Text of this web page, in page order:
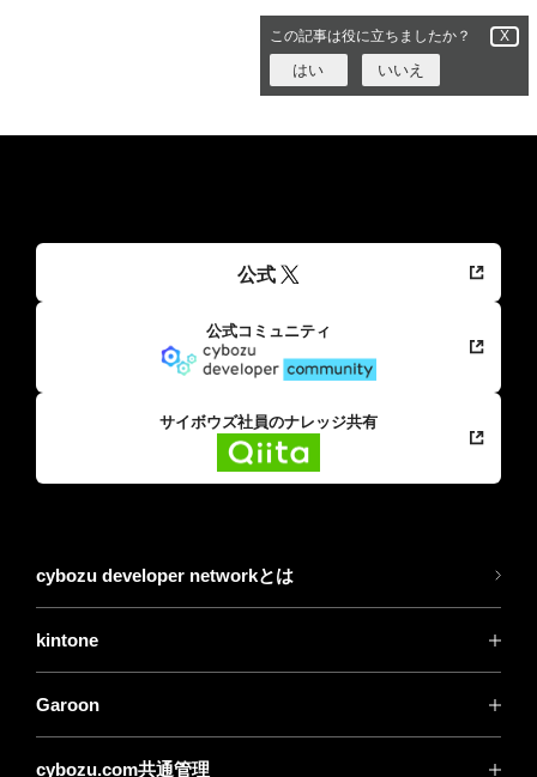
この記事は役に立ちましたか？ X
はい いいえ
公式
公式コミュニティ
サイボウズ社員のナレッジ共有
cybozu developer networkとは
kintone
Garoon
cybozu.com共通管理